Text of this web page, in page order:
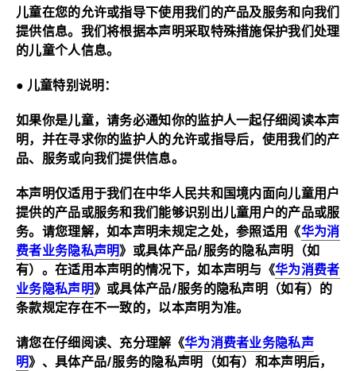
儿童在您的允许或指导下使用我们的产品及服务和向我们
提供信息。我们将根据本声明采取特殊措施保护我们处理
的儿童个人信息。
● 儿童特别说明：
如果你是儿童，请务必通知你的监护人一起仔细阅读本声
明，并在寻求你的监护人的允许或指导后，使用我们的产
品、服务或向我们提供信息。
本声明仅适用于我们在中华人民共和国境内面向儿童用户
提供的产品或服务和我们能够识别出儿童用户的产品或服
务。请您理解，如本声明未规定之处，参照适用《华为消
费者业务隐私声明》或具体产品/服务的隐私声明（如
有）。在适用本声明的情况下，如本声明与《华为消费者
业务隐私声明》或具体产品/服务的隐私声明（如有）的
条款规定存在不一致的，以本声明为准。
请您在仔细阅读、充分理解《华为消费者业务隐私声
明》、具体产品/服务的隐私声明（如有）和本声明后，